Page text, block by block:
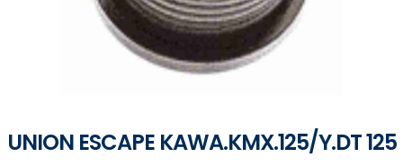
UNION ESCAPE KAWA.KMX.125/Y.DT 125